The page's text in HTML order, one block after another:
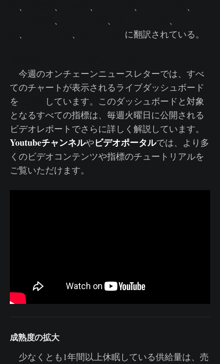
、 、 、 、 、
、 、 、
、 、 に翻訳されている。
今週のオンチェーンニュースレターでは、すべ
てのチャートが表示されるライブダッシュボード
を
しています。このダッシュボードと対象
となるすべての指標は、毎週火曜日に公開される
ビデオレポートでさらに詳しく解説しています。
Youtubeチャンネルやビデオポータルでは、より多
くのビデオコンテンツや指標のチュートリアルを
ご覧いただけます。
成熟度の拡大
少なくとも1年間以上休眠している供給量は、売